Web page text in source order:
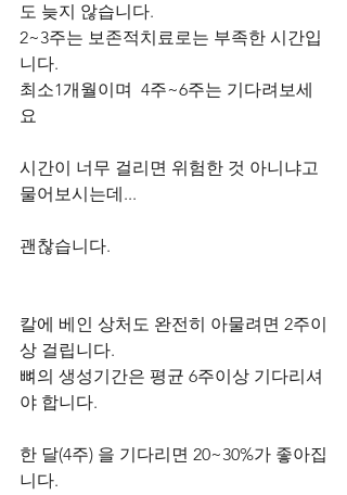
도 늦지 않습니다.
2~3주는 보존적치료로는 부족한 시간입
니다.
최소1개월이며  4주~6주는 기다려보세
요
시간이 너무 걸리면 위험한 것 아니냐고
물어보시는데...
괜찮습니다.
칼에 베인 상처도 완전히 아물려면 2주이
상 걸립니다.
뼈의 생성기간은 평균 6주이상 기다리셔
야 합니다.
한 달(4주) 을 기다리면 20~30%가 좋아집
니다.